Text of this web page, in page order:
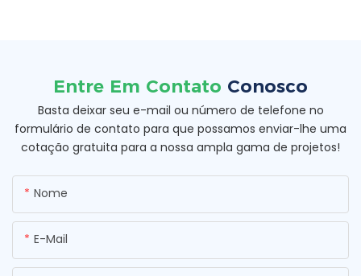
Entre Em Contato Conosco
Basta deixar seu e-mail ou número de telefone no
formulário de contato para que possamos enviar-lhe uma
cotação gratuita para a nossa ampla gama de projetos!
Nome
E-Mail